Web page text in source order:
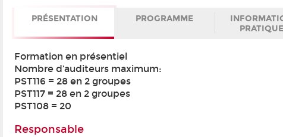
PRÉSENTATION PROGRAMME
Formation en présentiel
Nombre d’auditeurs maximum:
PST116 = 28 en 2 groupes
PST117 = 28 en 2 groupes
PST108 = 20
Responsable